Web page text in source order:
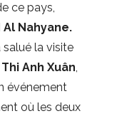
ce pays,
Nahyane.
salué la visite
Anh Xuân,
événement
où les deux